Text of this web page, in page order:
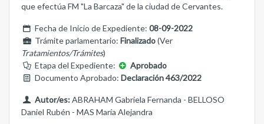
que efectúa FM "La Barcaza" de la ciudad de Cervantes.
Fecha de Inicio de Expediente: 08-09-2022
Trámite parlamentario: Finalizado(Ver
Tratamientos/Trámites)
Etapa del Expediente:
Aprobado
Documento Aprobado: Declaración 463/2022
Autor/es:ABRAHAM Gabriela Fernanda - BELLOSO
Daniel Rubén - MAS María Alejandra